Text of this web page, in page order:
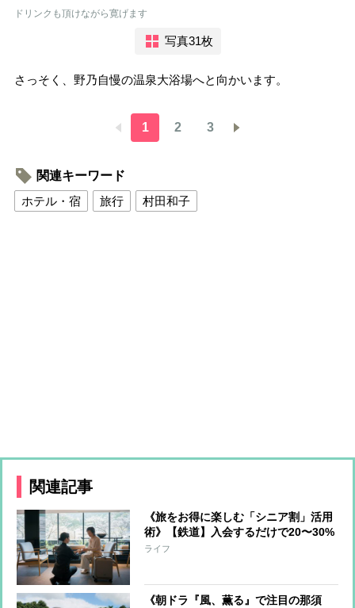
ドリンクも頂けながら寛げます
写真31枚
さっそく、野乃自慢の温泉大浴場へと向かいます。
1 2 3
関連キーワード
ホテル・宿
旅行 村田和子
関連記事
《旅をお得に楽しむ「シニア割」活用
術》【鉄道】入会するだけで20〜30%
オフ、【飛行機】当日の空席利用で
ライフ
《朝ドラ『風、薫る』で注目の那須